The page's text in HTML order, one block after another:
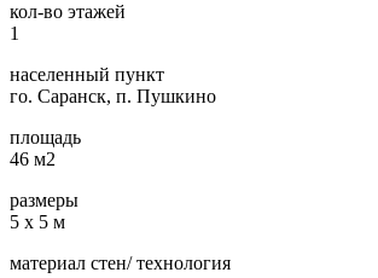
кол-во этажей
1
населенный пункт
го. Саранск, п. Пушкино
площадь
46 м2
размеры
5 х 5 м
материал стен/ технология